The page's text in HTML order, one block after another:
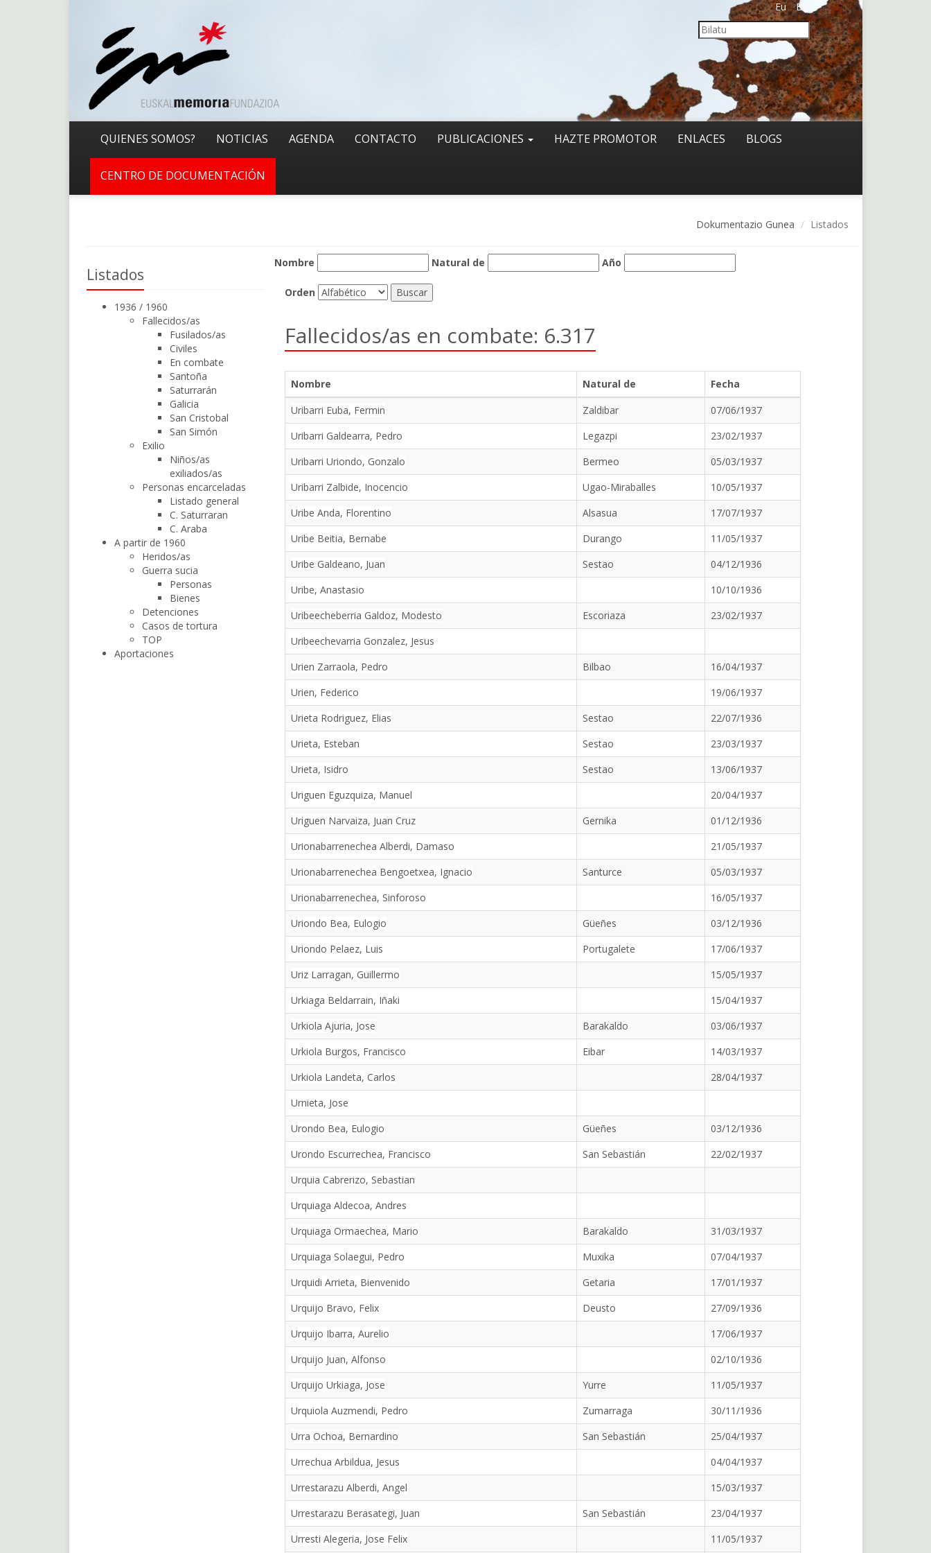
Eu Es
QUIENES SOMOS? NOTICIAS AGENDA CONTACTO PUBLICACIONES HAZTE PROMOTOR ENLACES BLOGS
CENTRO DE DOCUMENTACIÓN
Dokumentazio Gunea Listados
Listados
1936 / 1960
Fallecidos/as
Fusilados/as
Civiles
En combate
Santoña
Saturrarán
Galicia
San Cristobal
San Simón
Exilio
Niños/as
exiliados/as
Personas encarceladas
Listado general
C. Saturraran
C. Araba
A partir de 1960
Heridos/as
Guerra sucia
Personas
Bienes
Detenciones
Casos de tortura
TOP
Aportaciones
Nombre Natural de Año
Orden
Fallecidos/as en combate: 6.317
Nombre Natural de
Fecha
Uribarri Euba, Fermin
Zaldibar
07/06/1937
Uribarri Galdearra, Pedro
Legazpi
23/02/1937
Uribarri Uriondo, Gonzalo
Bermeo
05/03/1937
Uribarri Zalbide, Inocencio
Ugao-Miraballes
10/05/1937
Uribe Anda, Florentino
Alsasua
17/07/1937
Uribe Beitia, Bernabe
Durango
11/05/1937
Uribe Galdeano, Juan
Sestao
04/12/1936
Uribe, Anastasio
10/10/1936
Uribeecheberria Galdoz, Modesto
Escoriaza
23/02/1937
Uribeechevarria Gonzalez, Jesus
Urien Zarraola, Pedro
Bilbao
16/04/1937
Urien, Federico
19/06/1937
Urieta Rodriguez, Elias
Sestao
22/07/1936
Urieta, Esteban
Sestao
23/03/1937
Urieta, Isidro
Sestao
13/06/1937
Uriguen Eguzquiza, Manuel
20/04/1937
Uriguen Narvaiza, Juan Cruz
Gernika
01/12/1936
Urionabarrenechea Alberdi, Damaso
21/05/1937
Urionabarrenechea Bengoetxea, Ignacio
Santurce
05/03/1937
Urionabarrenechea, Sinforoso
16/05/1937
Uriondo Bea, Eulogio
Güeñes
03/12/1936
Uriondo Pelaez, Luis
Portugalete
17/06/1937
Uriz Larragan, Guillermo
15/05/1937
Urkiaga Beldarrain, Iñaki
15/04/1937
Urkiola Ajuria, Jose
Barakaldo
03/06/1937
Urkiola Burgos, Francisco
Eibar
14/03/1937
Urkiola Landeta, Carlos
28/04/1937
Urnieta, Jose
Urondo Bea, Eulogio
Güeñes
03/12/1936
Urondo Escurrechea, Francisco
San Sebastián
22/02/1937
Urquia Cabrerizo, Sebastian
Urquiaga Aldecoa, Andres
Urquiaga Ormaechea, Mario
Barakaldo
31/03/1937
Urquiaga Solaegui, Pedro
Muxika
07/04/1937
Urquidi Arrieta, Bienvenido
Getaria
17/01/1937
Urquijo Bravo, Felix
Deusto
27/09/1936
Urquijo Ibarra, Aurelio
17/06/1937
Urquijo Juan, Alfonso
02/10/1936
Urquijo Urkiaga, Jose
Yurre
11/05/1937
Urquiola Auzmendi, Pedro
Zumarraga
30/11/1936
Urra Ochoa, Bernardino
San Sebastián
25/04/1937
Urrechua Arbildua, Jesus
04/04/1937
Urrestarazu Alberdi, Angel
15/03/1937
Urrestarazu Berasategi, Juan
San Sebastián
23/04/1937
Urresti Alegeria, Jose Felix
11/05/1937